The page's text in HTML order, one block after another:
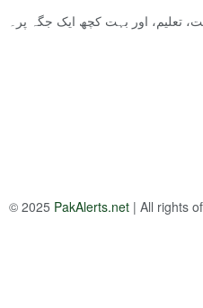
تعلیم، اور بہت کچھ ایک جگہ پر۔
© 2025 PakAlerts.net | All rights